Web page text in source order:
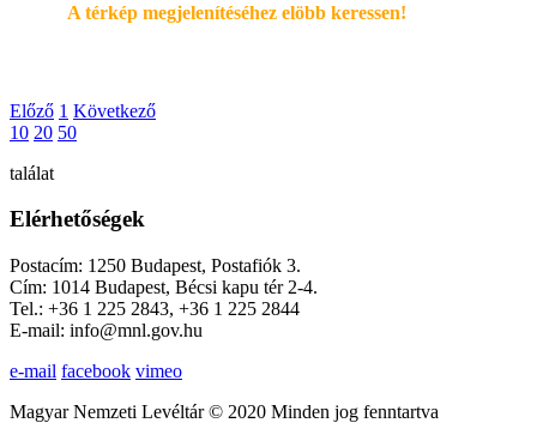
A térkép megjelenítéséhez elöbb keressen!
Előző 1 Következő
10 20 50
találat
Elérhetőségek
Postacím: 1250 Budapest, Postafiók 3.
Cím: 1014 Budapest, Bécsi kapu tér 2-4.
Tel.: +36 1 225 2843, +36 1 225 2844
E-mail: info@mnl.gov.hu
e-mail facebook vimeo
Magyar Nemzeti Levéltár © 2020 Minden jog fenntartva